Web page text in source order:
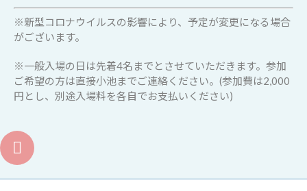
※新型コロナウイルスの影響により、予定が変更になる場合
がございます。
※一般入場の日は先着4名までとさせていただきます。参加
ご希望の方は直接小池までご連絡ください。(参加費は2,000
円とし、別途入場料を各自でお支払いください)